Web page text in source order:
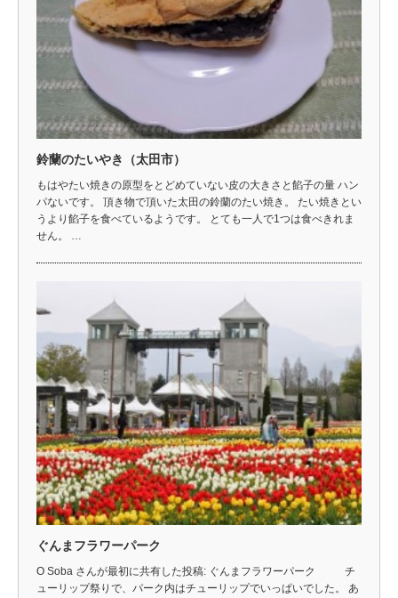
鈴蘭のたいやき（太田市）
もはやたい焼きの原型をとどめていない皮の大きさと餡子の量 ハン
パないです。 頂き物で頂いた太田の鈴蘭のたい焼き。 たい焼きとい
うより餡子を食べているようです。 とても一人で1つは食べきれま
せん。 …
ぐんまフラワーパーク
O Soba さんが最初に共有した投稿: ぐんまフラワーパーク チ
ューリップ祭りで、パーク内はチューリップでいっぱいでした。 あ